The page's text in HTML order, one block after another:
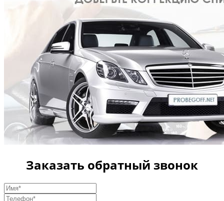
Заказать обратный звонок